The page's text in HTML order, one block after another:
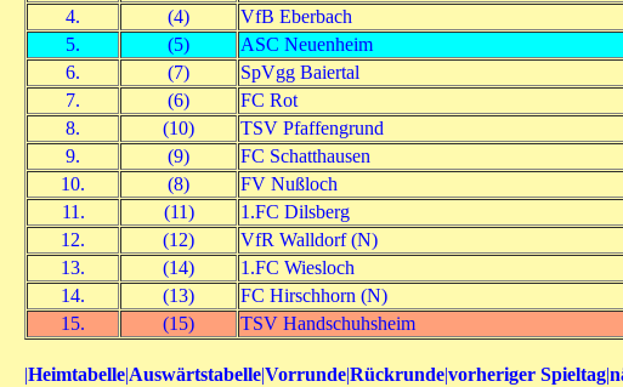
4.
(4) VfB Eberbach
5.
(5) ASC Neuenheim
6.
(7) SpVgg Baiertal
7.
(6) FC Rot
8.
(10) TSV Pfaffengrund
9.
(9) FC Schatthausen
10.
(8) FV Nußloch
11.
(11) 1.FC Dilsberg
12.
(12) VfR Walldorf (N)
13.
(14) 1.FC Wiesloch
14.
(13) FC Hirschhorn (N)
15.
(15) TSV Handschuhsheim
|Heimtabelle|Auswärtstabelle|Vorrunde|Rückrunde|vorheriger Spieltag|